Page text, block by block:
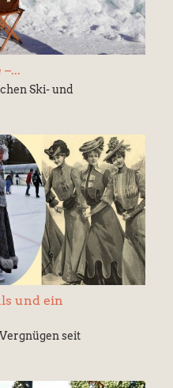
Ski- und
und ein
seit